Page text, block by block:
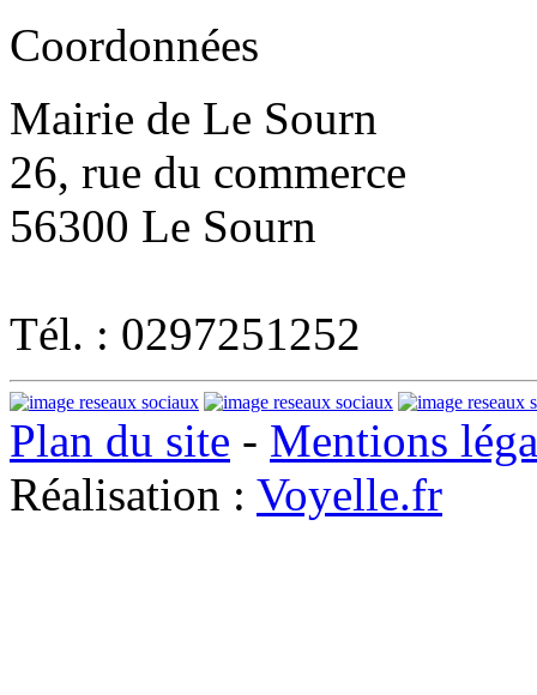
Coordonnées
Mairie de Le Sourn
26, rue du commerce
56300 Le Sourn
Tél. : 0297251252
Plan du site - Mentions
Réalisation : Voyelle.fr